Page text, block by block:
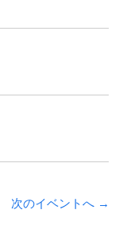
次のイベントへ →